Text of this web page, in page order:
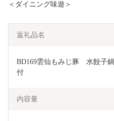
＜ダイニング味遊＞
返礼品名
BD169雲仙もみじ豚　水餃子
付
内容量